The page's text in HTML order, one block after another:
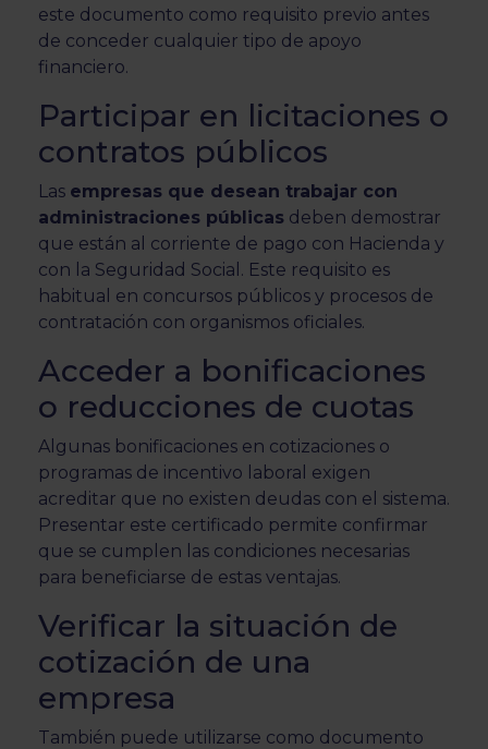
este documento como requisito previo antes
de conceder cualquier tipo de apoyo
financiero.
Participar en licitaciones o
contratos públicos
Las empresas que desean trabajar con
administraciones públicas deben demostrar
que están al corriente de pago con Hacienda y
con la Seguridad Social. Este requisito es
habitual en concursos públicos y procesos de
contratación con organismos oficiales.
Acceder a bonificaciones
o reducciones de cuotas
Algunas bonificaciones en cotizaciones o
programas de incentivo laboral exigen
acreditar que no existen deudas con el sistema.
Presentar este certificado permite confirmar
que se cumplen las condiciones necesarias
para beneficiarse de estas ventajas.
Verificar la situación de
cotización de una
empresa
También puede utilizarse como documento